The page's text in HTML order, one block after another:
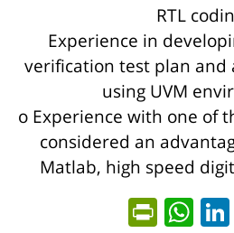
RTL
Experience in
verification test plan
using UVM
o Experience with one of
considered an
Matlab, high speed
Facebook
LinkedIn
WhatsApp